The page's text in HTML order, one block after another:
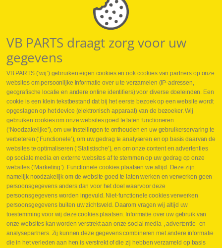
Webshop
Nieuws
Jobs
Contact
Leveringen
Drukcontrole set
Persmaten
Herstellen cilinders
Hoe opmeten?
Hydrogroepen
Hydraulische slangen
Contact VB Parts
Abraham Hansstraat 7 ,B-8800 Roeselare
VB PARTS draagt zorg voor uw
gegevens
VB PARTS (‘wij’) gebruiken eigen cookies en ook cookies van partners op onze
websites om persoonlijke informatie over u te verzamelen (IP-adressen,
geografische locatie en andere online identifiers) voor diverse doeleinden. Een
cookie is een klein tekstbestand dat bij het eerste bezoek op een website wordt
opgeslagen op het device (elektronisch apparaat) van de bezoeker. Wij
gebruiken cookies om onze websites goed te laten functioneren
(‘Noodzakelijke’), om uw instellingen te onthouden en uw gebruikerservaring te
verbeteren (‘Functionele’), om uw gedrag te analyseren en op basis daarvan de
websites te optimaliseren (‘Statistische’), en om onze content en advertenties
op sociale media en externe websites af te stemmen op uw gedrag op onze
websites (‘Marketing’). Functionele cookies plaatsen we altijd. Deze zijn
namelijk noodzakelijk om de website goed te laten werken en verwerken geen
persoonsgegevens anders dan voor het doel waarvoor deze
persoonsgegevens worden ingevuld. Niet-functionele cookies verwerken
persoonsgegevens buiten uw zichtsveld. Daarom vragen wij altijd uw
toestemming voor wij deze cookies plaatsen. Informatie over uw gebruik van
onze websites kan worden verstrekt aan onze social media-, advertentie- en
analysepartners. Zij kunnen deze gegevens combineren met andere informatie
die in het verleden aan hen is verstrekt of die zij hebben verzameld op basis